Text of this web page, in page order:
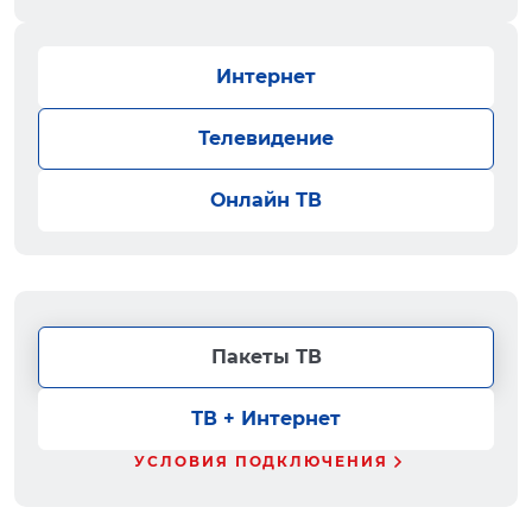
Интернет
Телевидение
Онлайн ТВ
Пакеты ТВ
ТВ + Интернет
УСЛОВИЯ ПОДКЛЮЧЕНИЯ